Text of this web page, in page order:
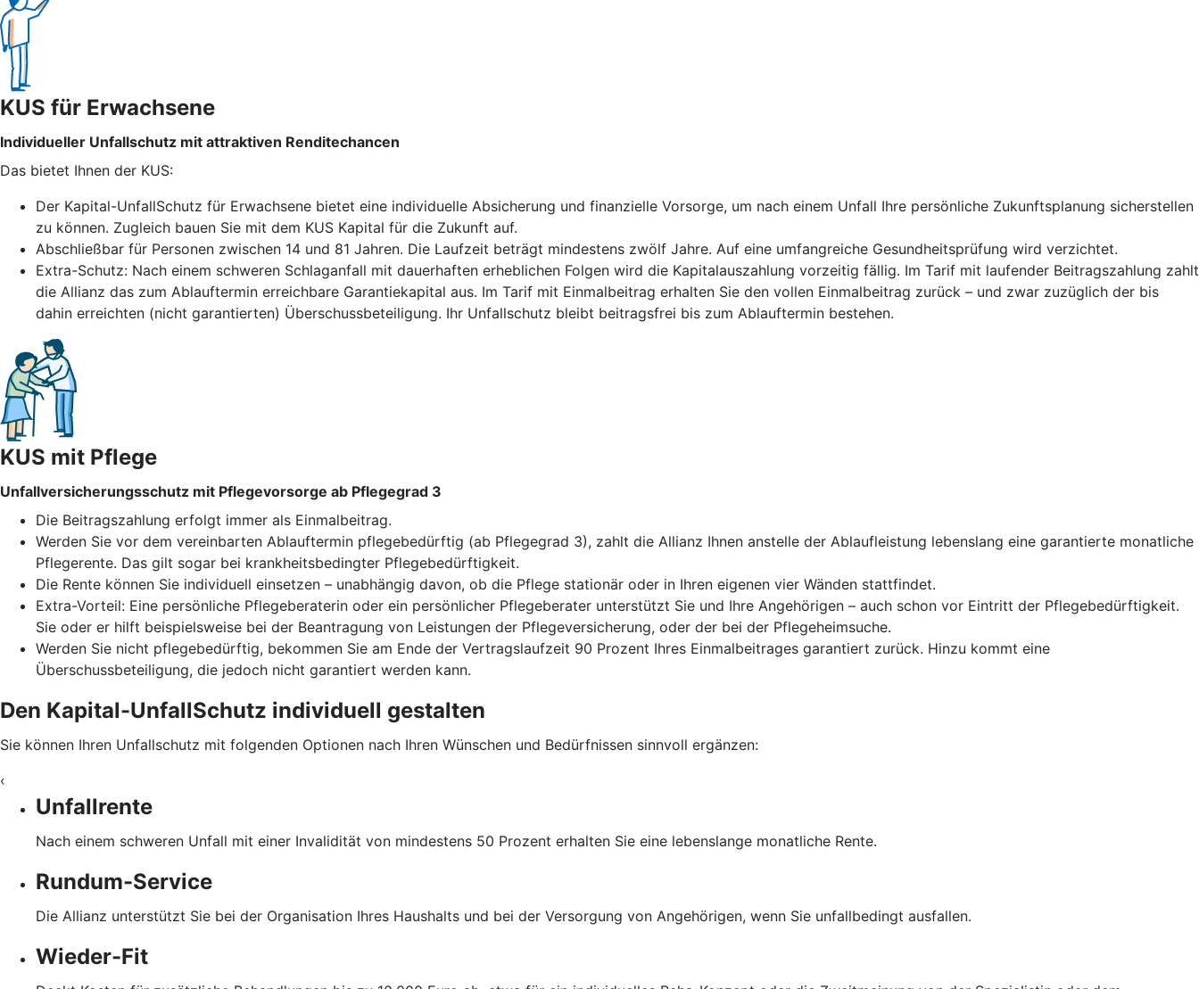
KUS für Erwachsene
Individueller Unfallschutz mit attraktiven Renditechancen
Das bietet Ihnen der KUS:
Der Kapital-UnfallSchutz für Erwachsene bietet eine individuelle Absicherung und finanzielle Vorsorge, um nach einem Unfall Ihre persönliche Zukunftsplanung sicherstellen
zu können. Zugleich bauen Sie mit dem KUS Kapital für die Zukunft auf.
Abschließbar für Personen zwischen 14 und 81 Jahren. Die Laufzeit beträgt mindestens zwölf Jahre. Auf eine umfangreiche Gesundheitsprüfung wird verzichtet.
Extra-Schutz: Nach einem schweren Schlaganfall mit dauerhaften erheblichen Folgen wird die Kapitalauszahlung vorzeitig fällig. Im Tarif mit laufender Beitragszahlung zahlt
die Allianz das zum Ablauftermin erreichbare Garantiekapital aus. Im Tarif mit Einmalbeitrag erhalten Sie den vollen Einmalbeitrag zurück – und zwar zuzüglich der bis
dahin erreichten (nicht garantierten) Überschussbeteiligung. Ihr Unfallschutz bleibt beitragsfrei bis zum Ablauftermin bestehen.
KUS mit Pflege
Unfallversicherungsschutz mit Pflegevorsorge ab Pflegegrad 3
Die Beitragszahlung erfolgt immer als Einmalbeitrag.
Werden Sie vor dem vereinbarten Ablauftermin pflegebedürftig (ab Pflegegrad 3), zahlt die Allianz Ihnen anstelle der Ablaufleistung lebenslang eine garantierte monatliche
Pflegerente. Das gilt sogar bei krankheitsbedingter Pflegebedürftigkeit.
Die Rente können Sie individuell einsetzen – unabhängig davon, ob die Pflege stationär oder in Ihren eigenen vier Wänden stattfindet.
Extra-Vorteil: Eine persönliche Pflegeberaterin oder ein persönlicher Pflegeberater unterstützt Sie und Ihre Angehörigen – auch schon vor Eintritt der Pflegebedürftigkeit.
Sie oder er hilft beispielsweise bei der Beantragung von Leistungen der Pflegeversicherung, oder der bei der Pflegeheimsuche.
Werden Sie nicht pflegebedürftig, bekommen Sie am Ende der Vertragslaufzeit 90 Prozent Ihres Einmalbeitrages garantiert zurück. Hinzu kommt eine
Überschussbeteiligung, die jedoch nicht garantiert werden kann.
Den Kapital-UnfallSchutz individuell gestalten
Sie können Ihren Unfallschutz mit folgenden Optionen nach Ihren Wünschen und Bedürfnissen sinnvoll ergänzen:
‹
Unfallrente
Nach einem schweren Unfall mit einer Invalidität von mindestens 50 Prozent erhalten Sie eine lebenslange monatliche Rente.
Rundum-Service
Die Allianz unterstützt Sie bei der Organisation Ihres Haushalts und bei der Versorgung von Angehörigen, wenn Sie unfallbedingt ausfallen.
Wieder-Fit